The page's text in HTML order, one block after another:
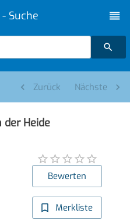
Suche
Zurück Nächste
der Heide
Bewerten
Merkliste